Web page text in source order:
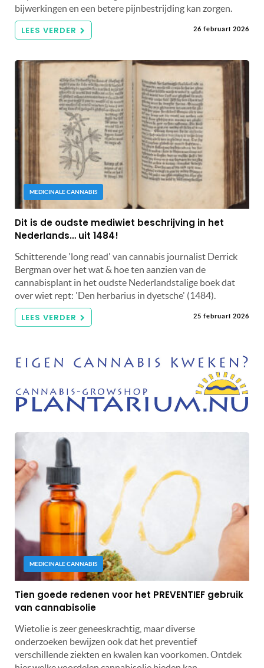
bijwerkingen en een betere pijnbestrijding kan zorgen.
LEES VERDER 26 februari 2026
MEDICINALE CANNABIS
Dit is de oudste mediwiet beschrijving in het
Nederlands… uit 1484!
Schitterende 'long read' van cannabis journalist Derrick
Bergman over het wat & hoe ten aanzien van de
cannabisplant in het oudste Nederlandstalige boek dat
over wiet rept: 'Den herbarius in dyetsche' (1484).
LEES VERDER 25 februari 2026
MEDICINALE CANNABIS
Tien goede redenen voor het PREVENTIEF gebruik
van cannabisolie
Wietolie is zeer geneeskrachtig, maar diverse
onderzoeken bewijzen ook dat het preventief
verschillende ziekten en kwalen kan voorkomen. Ontdek